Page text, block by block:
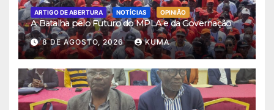
ARTIGO DE ABERTURA NOTÍCIAS OPINIÃO
A Batalha pelo Futuro do MPLA e da Governação
8 DE AGOSTO, 2026 KUMA